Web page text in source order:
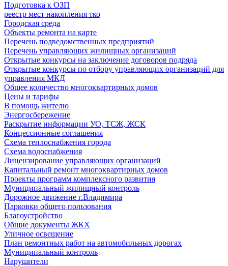
Подготовка к ОЗП
реестр мест накопления тко
Городская среда
Объекты ремонта на карте
Перечень подведомственных предприятий
Перечень управляющих жилищных организаций
Открытые конкурсы на заключение договоров подряда
Открытые конкурсы по отбору управляющих организаций для
управления МКД
Общее количество многоквартирных домов
Цены и тарифы
В помощь жителю
Энергосбережение
Раскрытие информации УО, ТСЖ, ЖСК
Концессионные соглашения
Схема теплоснабжения города
Схема водоснабжения
Лицензирование управляющих организаций
Капитальный ремонт многоквартирных домов
Проекты программ комплексного развития
Муниципальный жилищный контроль
Дорожное движение г.Владимира
Парковки общего пользования
Благоустройство
Общие документы ЖКХ
Уличное освещение
План ремонтных работ на автомобильных дорогах
Муниципальный контроль
Нарушители